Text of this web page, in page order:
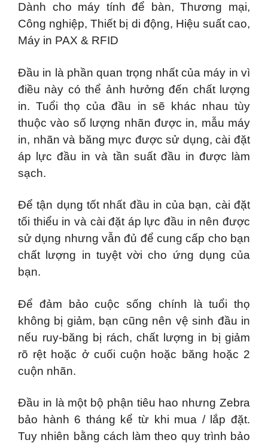
Dành cho máy tính để bàn, Thương mại,
Công nghiệp, Thiết bị di động, Hiệu suất cao,
Máy in PAX & RFID
Đầu in là phần quan trọng nhất của máy in vì
điều này có thể ảnh hưởng đến chất lượng
in. Tuổi thọ của đầu in sẽ khác nhau tùy
thuộc vào số lượng nhãn được in, mẫu máy
in, nhãn và băng mực được sử dụng, cài đặt
áp lực đầu in và tần suất đầu in được làm
sạch.
Để tận dụng tốt nhất đầu in của bạn, cài đặt
tối thiểu in và cài đặt áp lực đầu in nên được
sử dụng nhưng vẫn đủ để cung cấp cho bạn
chất lượng in tuyệt vời cho ứng dụng của
bạn.
Để đảm bảo cuộc sống chính là tuổi thọ
không bị giảm, bạn cũng nên vệ sinh đầu in
nếu ruy-băng bị rách, chất lượng in bị giảm
rõ rệt hoặc ở cuối cuộn hoặc băng hoặc 2
cuộn nhãn.
Đầu in là một bộ phận tiêu hao nhưng Zebra
bảo hành 6 tháng kể từ khi mua / lắp đặt.
Tuy nhiên bằng cách làm theo quy trình bảo